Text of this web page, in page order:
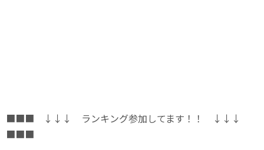
■■■ ↓↓↓ ランキング参加してます！！ ↓↓↓
■■■